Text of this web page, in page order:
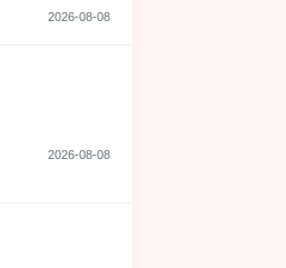
2026-08-08
2026-08-08